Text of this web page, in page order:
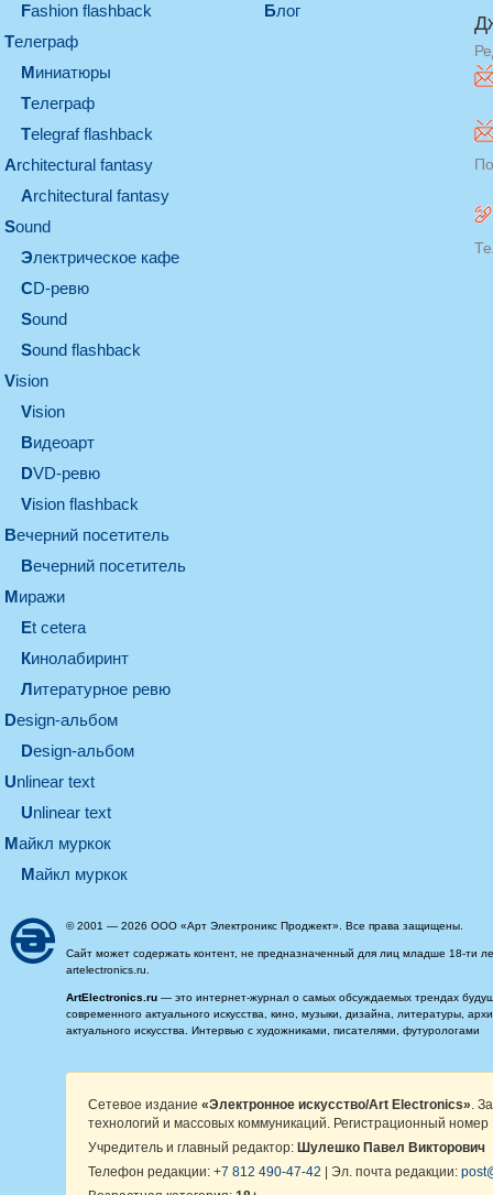
Fashion flashback
телеграф
миниатюры
телеграф
Telegraf flashback
architectural fantasy
architectural fantasy
sound
электрическое кафе
CD-ревю
sound
Sound flashback
vision
vision
видеоарт
DVD-ревю
Vision flashback
вечерний посетитель
вечерний посетитель
миражи
et cetera
кинолабиринт
литературное ревю
design-альбом
design-альбом
unlinear text
Unlinear text
майкл муркок
майкл муркок
Блог
© 2001 — 2026 ООО «Арт Электроникс Проджект». Все права защищены.
Сайт может содержать контент, не предназначенный для лиц младше 18-ти
artelectronics.ru.
ArtElectronics.ru — это интернет-журнал о самых обсуждаемых трендах
современного актуального искусства, кино, музыки, дизайна, литературы,
актуального искусства. Интервью с художниками, писателями, футурологами
Сетевое издание «Электронное искусство/Art Electronics» .
технологий и массовых коммуникаций. Регистрационный
Учредитель и главный редактор: Шулешко Павел Викторович
Телефон редакции: +7 812 490-47-42 | Эл. почта редакции: